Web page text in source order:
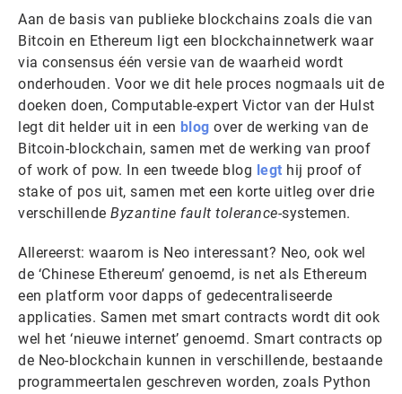
Aan de basis van publieke blockchains zoals die van
Bitcoin en Ethereum ligt een blockchainnetwerk waar
via consensus één versie van de waarheid wordt
onderhouden. Voor we dit hele proces nogmaals uit de
doeken doen, Computable-expert Victor van der Hulst
legt dit helder uit in een blog over de werking van de
Bitcoin-blockchain, samen met de werking van proof
of work of pow. In een tweede blog legt hij proof of
stake of pos uit, samen met een korte uitleg over drie
verschillende Byzantine fault tolerance-systemen.
Allereerst: waarom is Neo interessant? Neo, ook wel
de ‘Chinese Ethereum’ genoemd, is net als Ethereum
een platform voor dapps of gedecentraliseerde
applicaties. Samen met smart contracts wordt dit ook
wel het ‘nieuwe internet’ genoemd. Smart contracts op
de Neo-blockchain kunnen in verschillende, bestaande
programmeertalen geschreven worden, zoals Python